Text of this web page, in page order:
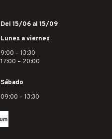
Del 15/06 al 15/09
Lunes a viernes
9:00 – 13:30
17:00 – 20:00
Sábado
09:00 – 13:30